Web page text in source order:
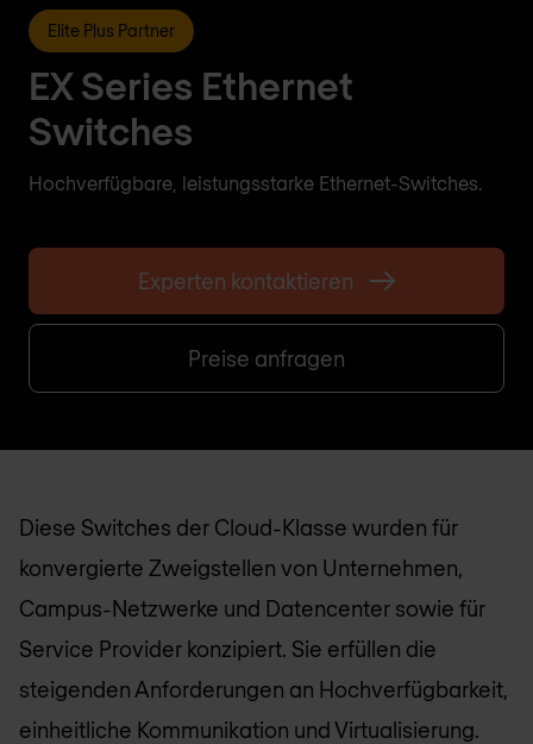
Elite Plus Partner
EX Series Ethernet
Switches
Hochverfügbare, leistungsstarke Ethernet-Switches.
Experten kontaktieren
Preise anfragen
Diese Switches der Cloud-Klasse wurden für
konvergierte Zweigstellen von Unternehmen,
Campus-Netzwerke und Datencenter sowie für
Service Provider konzipiert. Sie erfüllen die
steigenden Anforderungen an Hochverfügbarkeit,
einheitliche Kommunikation und Virtualisierung.